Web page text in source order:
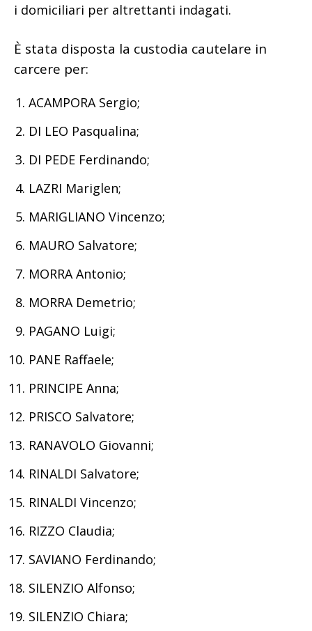
i domiciliari per altrettanti indagati.
È stata disposta la custodia cautelare in
carcere per:
ACAMPORA Sergio;
DI LEO Pasqualina;
DI PEDE Ferdinando;
LAZRI Mariglen;
MARIGLIANO Vincenzo;
MAURO Salvatore;
MORRA Antonio;
MORRA Demetrio;
PAGANO Luigi;
PANE Raffaele;
PRINCIPE Anna;
PRISCO Salvatore;
RANAVOLO Giovanni;
RINALDI Salvatore;
RINALDI Vincenzo;
RIZZO Claudia;
SAVIANO Ferdinando;
SILENZIO Alfonso;
SILENZIO Chiara;